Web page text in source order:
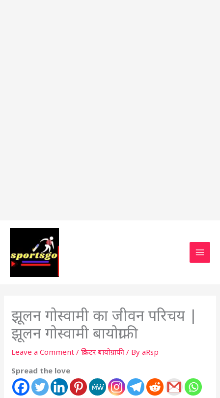
झूलन गोस्वामी का जीवन परिचय |
झूलन गोस्वामी बायोग्राफी
Leave a Comment /क्रिकेटर बायोग्राफी / ByaRsp
Spread the love